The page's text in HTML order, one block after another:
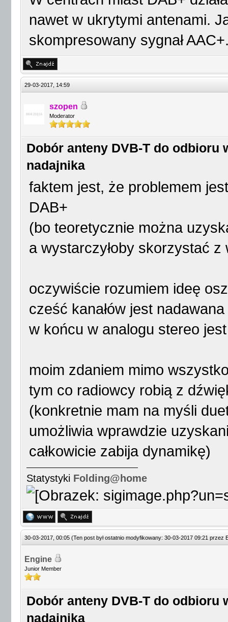
nawet w ukrytymi antenami.
skompresowany sygnał
29-03-2017, 14:59
szopen
Moderator
Dobór anteny DVB-T do
nadajnika
faktem jest, że problemem
DAB+
(bo teoretycznie można
a wystarczyłoby skorzystać
oczywiście rozumiem ideę
cześć kanałów jest
w końcu w analogu stereo
moim zdaniem mimo
tym co radiowcy robią z
(konkretnie mam na myśli
umożliwia wprawdzie
całkowicie zabija dynamikę)
Statystyki Folding@home
30-03-2017, 00:05 (Ten post był ostatnio modyfikowany: 30-03-2017 09:21 przez
Engine
Junior Member
Dobór anteny DVB-T do
nadajnika